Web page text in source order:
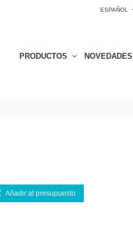
ESPAÑOL
PRODUCTOS NOVEDADES
Añadir al presupuesto